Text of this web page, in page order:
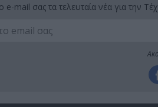
mail σας τα τελευταία νέα για την